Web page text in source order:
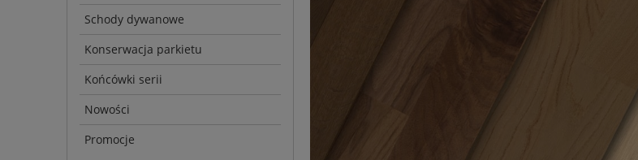
Schody dywanowe
Konserwacja parkietu
Końcówki serii
Nowości
Promocje